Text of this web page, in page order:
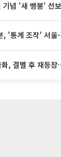
계 조작' 서울·경기·충북